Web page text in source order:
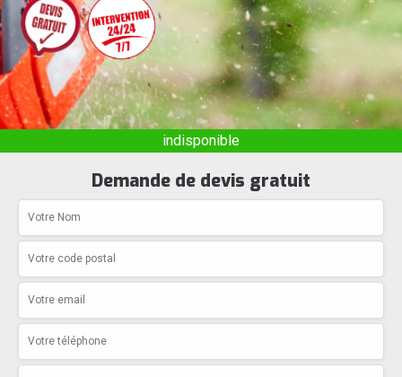
indisponible
Demande de devis gratuit